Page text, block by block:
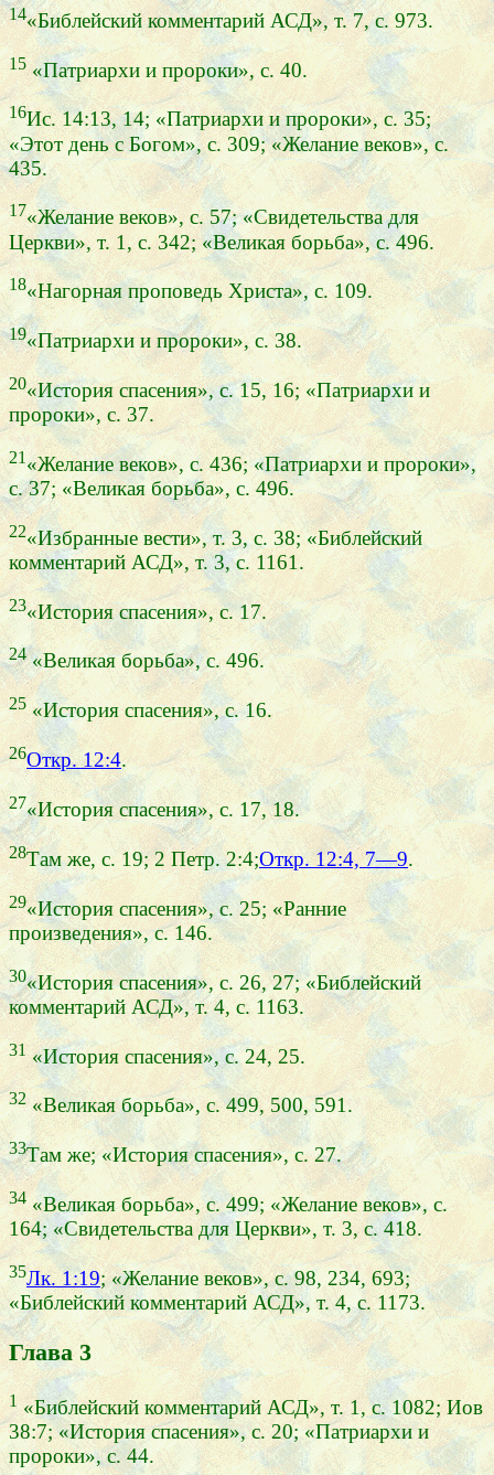
14«Библейский комментарий АСД», т. 7, с. 973.
15«Патриархи и пророки», с. 40.
16Ис. 14:13, 14; «Патриархи и пророки», с. 35;
«Этот день с Богом», с. 309; «Желание веков», с.
435.
17«Желание веков», с. 57; «Свидетельства для
Церкви», т. 1, с. 342; «Великая борьба», с. 496.
18«Нагорная проповедь Христа», с. 109.
19«Патриархи и пророки», с. 38.
20«История спасения», с. 15, 16; «Патриархи и
пророки», с. 37.
21«Желание веков», с. 436; «Патриархи и пророки»,
с. 37; «Великая борьба», с. 496.
22«Избранные вести», т. 3, с. 38; «Библейский
комментарий АСД», т. 3, с. 1161.
23«История спасения», с. 17.
24«Великая борьба», с. 496.
25 «История спасения», с. 16.
26Откр. 12:4.
27«История спасения», с. 17, 18.
28Там же, с. 19; 2 Петр. 2:4;Откр. 12:4, 7—9.
29«История спасения», с. 25; «Ранние
произведения», с. 146.
30«История спасения», с. 26, 27; «Библейский
комментарий АСД», т. 4, с. 1163.
31 «История спасения», с. 24, 25.
32«Великая борьба», с. 499, 500, 591.
33Там же; «История спасения», с. 27.
34 «Великая борьба», с. 499; «Желание веков», с.
164; «Свидетельства для Церкви», т. 3, с. 418.
35Лк. 1:19; «Желание веков», с. 98, 234, 693;
«Библейский комментарий АСД», т. 4, с. 1173.
Глава 3
1 «Библейский комментарий АСД», т. 1, с. 1082; Иов
38:7; «История спасения», с. 20; «Патриархи и
пророки», с. 44.